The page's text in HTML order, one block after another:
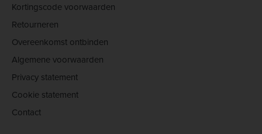
Kortingscode voorwaarden
Retourneren
Overeenkomst ontbinden
Algemene voorwaarden
Privacy statement
Cookie statement
Contact